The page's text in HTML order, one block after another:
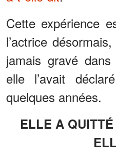
Cette expérience
l’actrice
jamais gravé
elle l’avait
quelques années.
ELLE A